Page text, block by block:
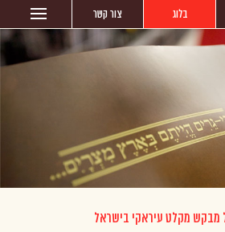
בלוג צור קשר
מבקש מקלט עיראקי בישראל